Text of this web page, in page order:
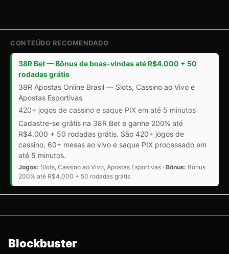
CONTEÚDO RECOMENDADO
38R Bet — Bônus de boas-vindas até R$4.000 + 50
rodadas grátis
38R Apostas Online Brasil — Slots, Cassino ao Vivo e
Apostas Esportivas
420+ jogos de cassino e saque PIX em até 5 minutos
Cadastre-se grátis na 38R Bet e ganhe 200% até
R$4.000 + 50 rodadas grátis. São 420+ jogos de
cassino, 60+ mesas ao vivo e saque PIX processado em
até 5 minutos.
Jogos: Slots, Cassino ao Vivo, Apostas Esportivas · Bônus: Bônus
200% até R$4.000 + 50 rodadas grátis
Blockbuster